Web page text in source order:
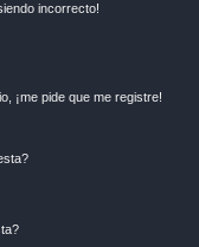
incorrecto!
¡me pide que me registre!